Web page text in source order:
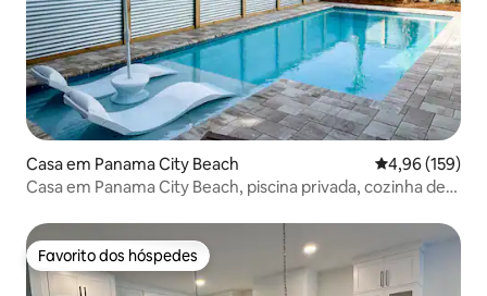
Casa em Panama City Beach Classificação
4,96 (159)
Casa em Panama City Beach, piscina privada, cozinha de
Favorito dos hóspedes
Favorito dos hóspedes